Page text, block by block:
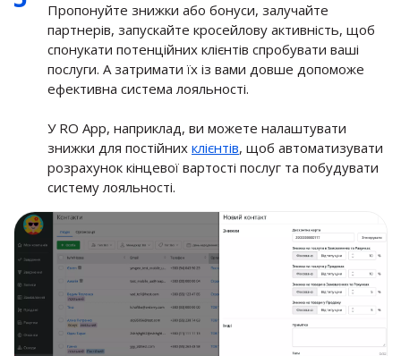
Пропонуйте знижки або бонуси, залучайте
партнерів, запускайте кросейлову активність, щоб
спонукати потенційних клієнтів спробувати ваші
послуги. А затримати їх із вами довше допоможе
ефективна система лояльності.
У RO App, наприклад, ви можете налаштувати
знижки для постійних клієнтів, щоб автоматизувати
розрахунок кінцевої вартості послуг та побудувати
систему лояльності.